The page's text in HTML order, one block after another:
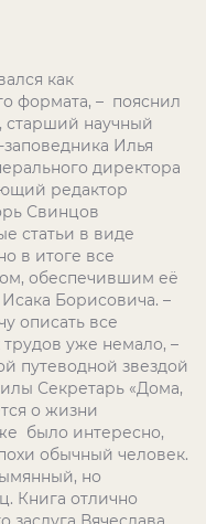
как
формата, – пояснил
старший научный
Илья
директора
редактор
Свинцов
статьи в виде
в итоге все
обеспечившим её
Борисовича. –
описать все
уже немало, –
путеводной звездой
Секретарь «Дома,
о жизни
было интересно,
обычный человек.
но
Книга отлично